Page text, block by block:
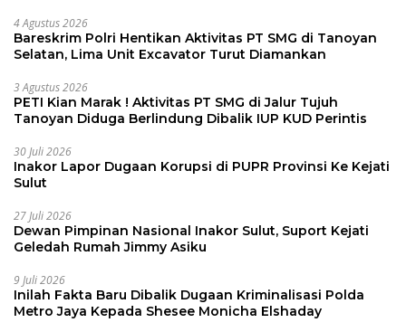
4 Agustus 2026
Bareskrim Polri Hentikan Aktivitas PT SMG di Tanoyan
Selatan, Lima Unit Excavator Turut Diamankan
3 Agustus 2026
PETI Kian Marak ! Aktivitas PT SMG di Jalur Tujuh
Tanoyan Diduga Berlindung Dibalik IUP KUD Perintis
30 Juli 2026
Inakor Lapor Dugaan Korupsi di PUPR Provinsi Ke Kejati
Sulut
27 Juli 2026
Dewan Pimpinan Nasional Inakor Sulut, Suport Kejati
Geledah Rumah Jimmy Asiku
9 Juli 2026
Inilah Fakta Baru Dibalik Dugaan Kriminalisasi Polda
Metro Jaya Kepada Shesee Monicha Elshaday